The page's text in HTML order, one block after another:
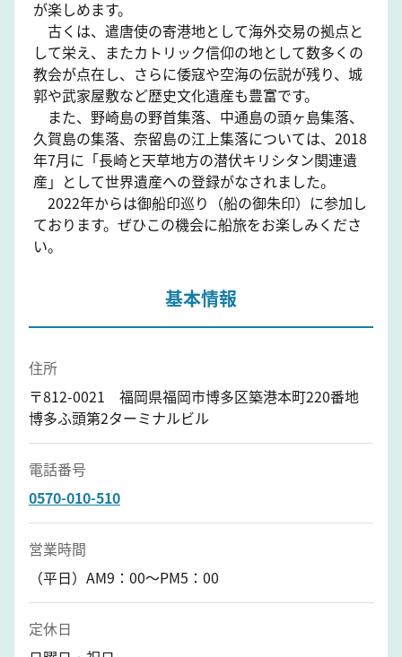
が楽しめます。
古くは、遣唐使の寄港地として海外交易の拠点と
して栄え、またカトリック信仰の地として数多くの
教会が点在し、さらに倭寇や空海の伝説が残り、城
郭や武家屋敷など歴史文化遺産も豊富です。
また、野崎島の野首集落、中通島の頭ヶ島集落、
久賀島の集落、奈留島の江上集落については、2018
年7月に「長崎と天草地方の潜伏キリシタン関連遺
産」として世界遺産への登録がなされました。
2022年からは御船印巡り（船の御朱印）に参加し
ております。ぜひこの機会に船旅をお楽しみくださ
い。
基本情報
住所
〒812-0021 福岡県福岡市博多区築港本町220番地
博多ふ頭第2ターミナルビル
電話番号
0570-010-510
営業時間
（平日）AM9：00～PM5：00
定休日